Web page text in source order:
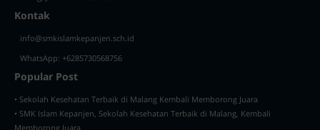
Kontak
info@smkislamkepanjen.sch.id
WhatsApp: +6285730568756
Popular Post
• Sekolah Kesehatan Terbaik di Malang Kembali Memborong Juara
• SMK Islam Kepanjen, Sekolah Kesehatan Terbaik di Malang, Kembali
Memborong Juara